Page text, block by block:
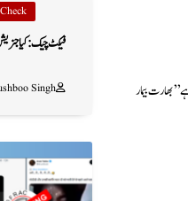
بیمار
فیکٹ چیک: کیا
Singh